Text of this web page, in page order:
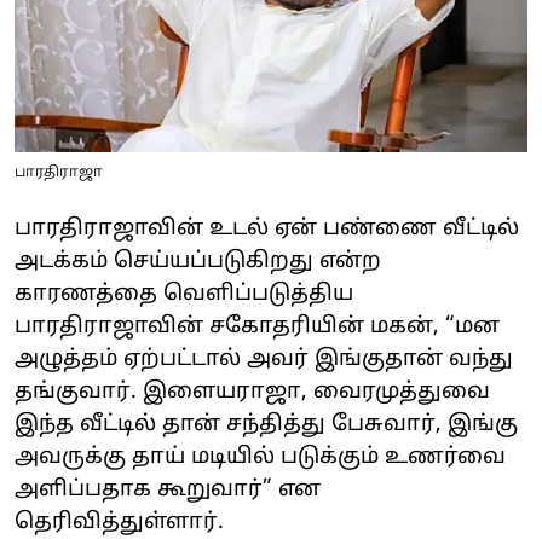
பாரதிராஜா
பாரதிராஜாவின் உடல் ஏன் பண்ணை வீட்டில்
அடக்கம் செய்யப்படுகிறது என்ற
காரணத்தை வெளிப்படுத்திய
பாரதிராஜாவின் சகோதரியின் மகன், “மன
அழுத்தம் ஏற்பட்டால் அவர் இங்குதான் வந்து
தங்குவார். இளையராஜா, வைரமுத்துவை
இந்த வீட்டில் தான் சந்தித்து பேசுவார், இங்கு
அவருக்கு தாய் மடியில் படுக்கும் உணர்வை
அளிப்பதாக கூறுவார்” என
தெரிவித்துள்ளார்.